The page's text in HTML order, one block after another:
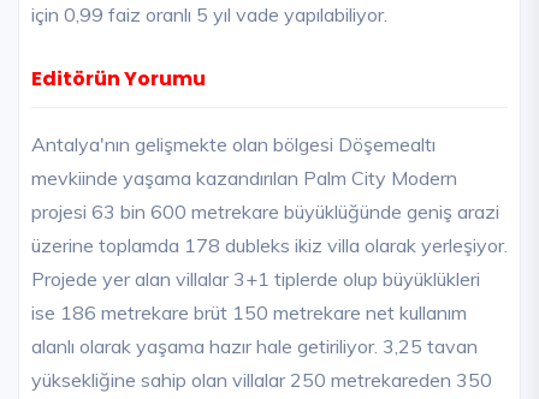
için 0,99 faiz oranlı 5 yıl vade yapılabiliyor.
Editörün Yorumu
Antalya'nın gelişmekte olan bölgesi Döşemealtı
mevkiinde yaşama kazandırılan Palm City Modern
projesi 63 bin 600 metrekare büyüklüğünde geniş arazi
üzerine toplamda 178 dubleks ikiz villa olarak yerleşiyor.
Projede yer alan villalar 3+1 tiplerde olup büyüklükleri
ise 186 metrekare brüt 150 metrekare net kullanım
alanlı olarak yaşama hazır hale getiriliyor. 3,25 tavan
yüksekliğine sahip olan villalar 250 metrekareden 350